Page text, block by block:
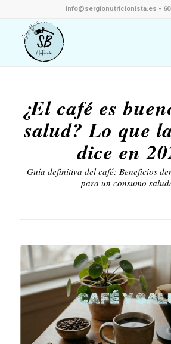
info@sergionutricionista.es -
¿El café es
salud? Lo que
dice en
Guía definitiva del café: Beneficios
para un consumo